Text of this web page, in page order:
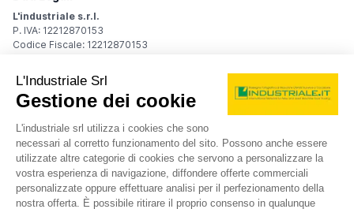
L'industriale s.r.l.
P. IVA: 12212870153
Codice Fiscale: 12212870153
Sede Legale
Via Carlo Dolci, 32
20148 Milano (MI)
Italy
Registro Imprese
Iscrizione R.I.: 12212870153
REA: MI-1539011
Capitale sociale: Euro 10.400,00 i.v.